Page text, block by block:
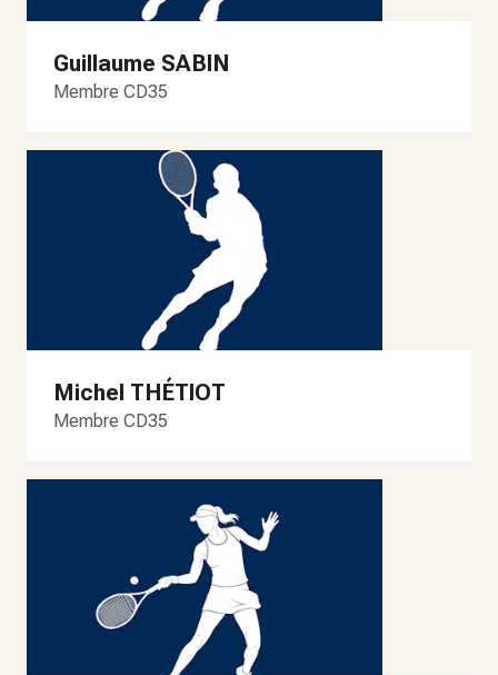
Guillaume SABIN
Membre CD35
Michel THÉTIOT
Membre CD35